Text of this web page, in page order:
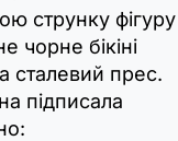
струнку фігуру
чорне бікіні
сталевий прес.
підписала